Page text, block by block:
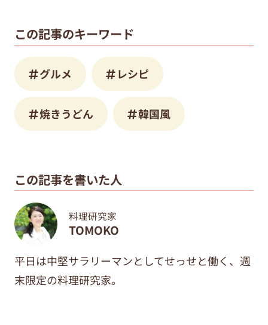
この記事のキーワード
グルメ レシピ
焼きうどん 韓国風
この記事を書いた人
料理研究家
TOMOKO
平日は中堅サラリーマンとしてせっせと働く、週
末限定の料理研究家。